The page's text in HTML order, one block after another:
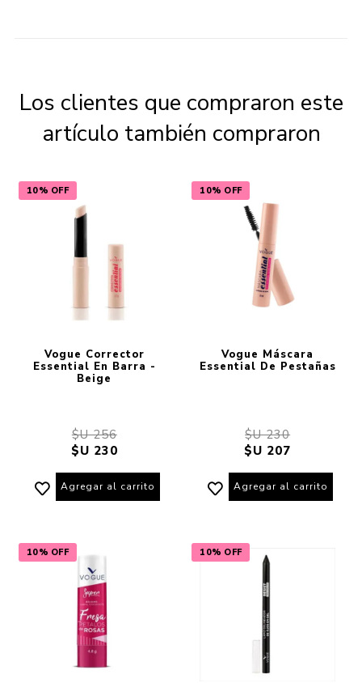
Los clientes que compraron este
artículo también compraron
10% OFF
Vogue Corrector
Essential En Barra -
Beige
$U 256
$U 230
Agregar al carrito
10% OFF
Vogue Máscara
Essential De Pestañas
$U 230
$U 207
Agregar al carrito
10% OFF 10% OFF